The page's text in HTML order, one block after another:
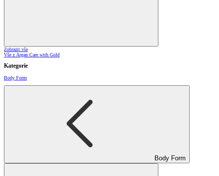
Zobrazit vše
Vše z Argan Care with Gold
Kategorie
Body Form
Body Form